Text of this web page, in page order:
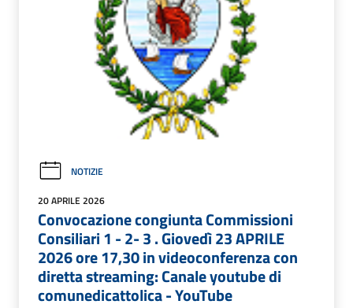
NOTIZIE
20 APRILE 2026
Convocazione congiunta Commissioni
Consiliari 1 - 2- 3 . Giovedì 23 APRILE
2026 ore 17,30 in videoconferenza con
diretta streaming: Canale youtube di
comunedicattolica - YouTube